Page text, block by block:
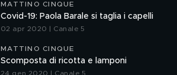
MATTINO CINQUE
Covid-19: Paola Barale si taglia i capelli
02 apr 2020 | Canale 5
MATTINO CINQUE
Scomposta di ricotta e lamponi
24 gen 2020 | Canale 5